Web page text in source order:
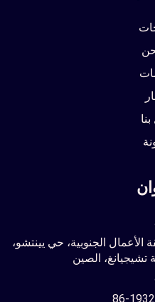
الأعمال الجنوبية، حي يينتشو،
تشيجيانغ، الصين